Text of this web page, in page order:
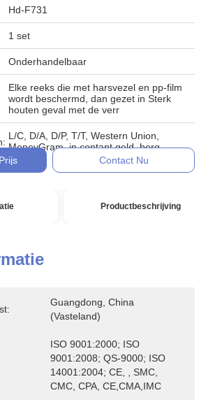
Hd-F731
1 set
Onderhandelbaar
Elke reeks die met harsvezel en pp-film
wordt beschermd, dan gezet in Sterk
houten geval met de verr
L/C, D/A, D/P, T/T, Western Union,
MoneyGram, in contant geld, borg
Contact Nu
Productbeschrijving
Guangdong, China
(vasteland)
ISO 9001:2000; ISO
9001:2008; QS-9000; ISO
14001:2004; CE, , SMC,
CMC, CPA, CE,CMA,IMC